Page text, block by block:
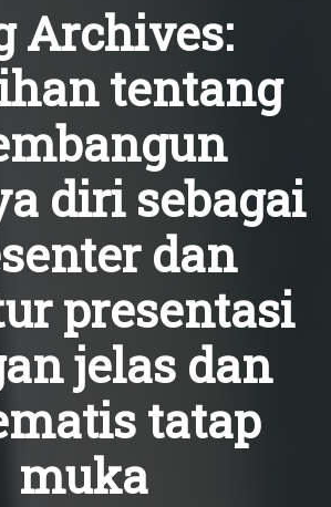
Archives:
tentang
diri sebagai
dan
presentasi
jelas dan
tatap
muka